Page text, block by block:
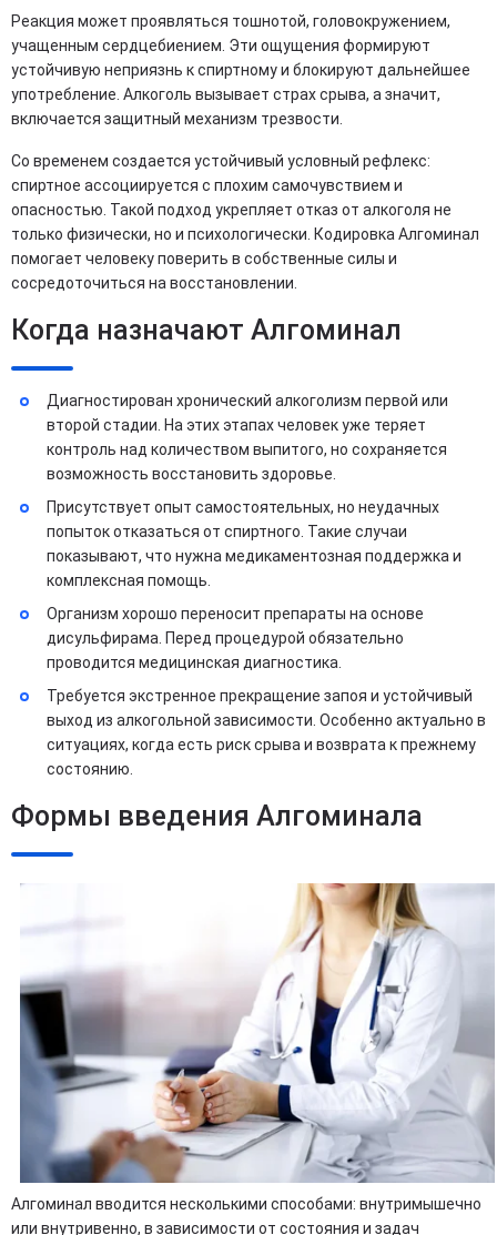
Реакция может проявляться тошнотой, головокружением,
учащенным сердцебиением. Эти ощущения формируют
устойчивую неприязнь к спиртному и блокируют дальнейшее
употребление. Алкоголь вызывает страх срыва, а значит,
включается защитный механизм трезвости.
Со временем создается устойчивый условный рефлекс:
спиртное ассоциируется с плохим самочувствием и
опасностью. Такой подход укрепляет отказ от алкоголя не
только физически, но и психологически. Кодировка Алгоминал
помогает человеку поверить в собственные силы и
сосредоточиться на восстановлении.
Когда назначают Алгоминал
Диагностирован хронический алкоголизм первой или
второй стадии. На этих этапах человек уже теряет
контроль над количеством выпитого, но сохраняется
возможность восстановить здоровье.
Присутствует опыт самостоятельных, но неудачных
попыток отказаться от спиртного. Такие случаи
показывают, что нужна медикаментозная поддержка и
комплексная помощь.
Организм хорошо переносит препараты на основе
дисульфирама. Перед процедурой обязательно
проводится медицинская диагностика.
Требуется экстренное прекращение запоя и устойчивый
выход из алкогольной зависимости. Особенно актуально в
ситуациях, когда есть риск срыва и возврата к прежнему
состоянию.
Формы введения Алгоминала
Алгоминал вводится несколькими способами: внутримышечно
или внутривенно, в зависимости от состояния и задач